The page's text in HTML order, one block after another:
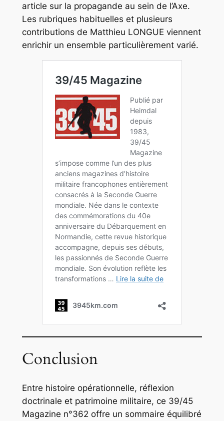
article sur la propagande au sein de l’Axe.
Les rubriques habituelles et plusieurs
contributions de Matthieu LONGUE viennent
enrichir un ensemble particulièrement varié.
Conclusion
Entre histoire opérationnelle, réflexion
doctrinale et patrimoine militaire, ce 39/45
Magazine n°362 offre un sommaire équilibré